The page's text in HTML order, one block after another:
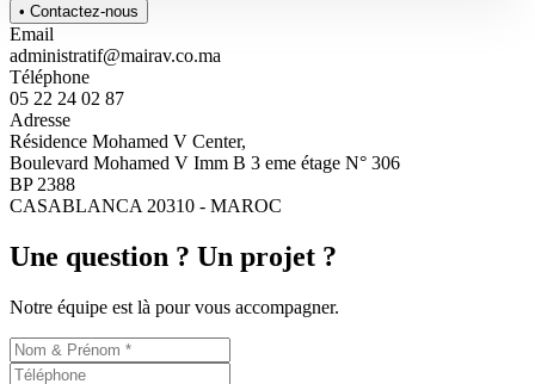
• Contactez-nous
Email
administratif@mairav.co.ma
Téléphone
05 22 24 02 87
Adresse
Résidence Mohamed V Center,
Boulevard Mohamed V Imm B 3 eme étage N° 306
BP 2388
CASABLANCA 20310 - MAROC
Une question ? Un projet ?
Notre équipe est là pour vous accompagner.